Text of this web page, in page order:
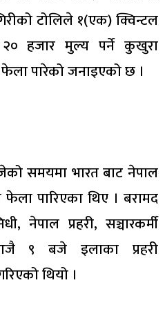
टोलिले १(एक) क्विन्टल
हजार मुल्य पर्ने कुखुरा
पारेको जनाइएको छ ।
समयमा भारत बाट नेपाल
पारिएका थिए । बरामद
नेपाल प्रहरी, सञ्चारकर्मी
९ बजे इलाका प्रहरी
थियो ।